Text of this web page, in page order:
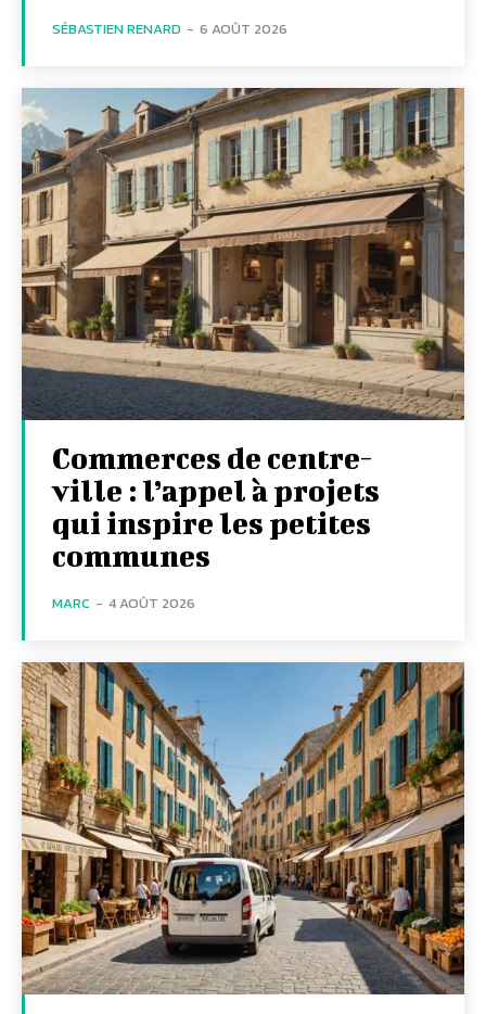
SÉBASTIEN RENARD - 6 AOÛT 2026
Commerces de centre-
ville : l’appel à projets
qui inspire les petites
communes
MARC - 4 AOÛT 2026